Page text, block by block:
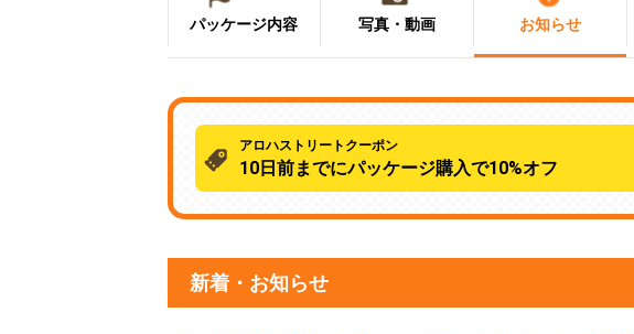
パッケージ内容 写真・動画 お知らせ
アロハストリートクーポン
10日前までにパッケージ購入で10%オフ
新着・お知らせ